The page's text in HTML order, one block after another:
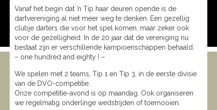
Vanaf het begin dat ’n Tip haar deuren opende is de
dartvereniging al niet meer weg te denken. Een gezellig
clubje darters die voor het spel komen, maar zeker ook
voor de gezelligheid. In de 20 jaar dat de vereniging nu
bestaat zijn er verschillende kampioenschappen behaald.
– one hundred and eighty ! –
We spelen met 2 teams, Tip 1 en Tip 3, in de eerste divisie
van de DVO-competitie.
Onze competitie-avond is op maandag. Ook organiseren
we regelmatig onderlinge wedstrijden of toernooien.